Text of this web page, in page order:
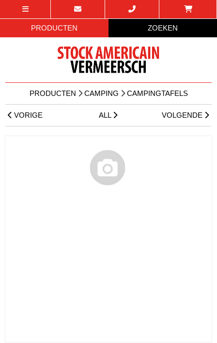
PRODUCTEN ZOEKEN
PRODUCTEN CAMPING CAMPINGTAFELS
VORIGE ALL VOLGENDE